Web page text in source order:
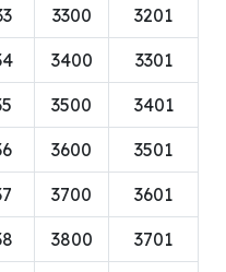
3201
3300
3301
3400
3401
3500
3501
3600
3601
3700
3701
3800